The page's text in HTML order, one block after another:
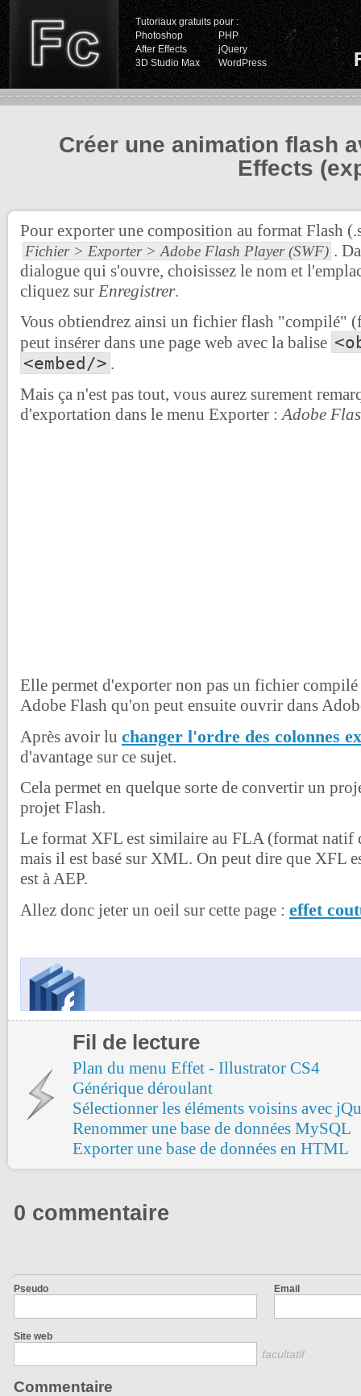
Tutoriaux gratuits pour :
Photoshop
PHP
After Effects
jQuery
3D Studio Max
WordPress
Créer une animation flash
Effects
Pour exporter une composition au format Flash
Fichier > Exporter > Adobe Flash Player (SWF) .
dialogue qui s'ouvre, choisissez le nom et
cliquez sur Enregistrer.
Vous obtiendrez ainsi un fichier flash "compilé"
peut insérer dans une page web avec la balise
<embed/> .
Mais ça n'est pas tout, vous aurez surement
d'exportation dans le menu Exporter :Adobe
Elle permet d'exporter non pas un fichier
Adobe Flash qu'on peut ensuite ouvrir dans
Après avoir lu changer l'ordre des colonnes
d'avantage sur ce sujet.
Cela permet en quelque sorte de convertir un
projet Flash.
Le format XFL est similaire au FLA (format natif
mais il est basé sur XML. On peut dire que XFL
est à AEP.
Allez donc jeter un oeil sur cette page : effet
Fil de lecture
Plan du menu Effet - Illustrator CS4
Générique déroulant
Sélectionner les éléments voisins avec
Renommer une base de données MySQL
Exporter une base de données en HTML
0 commentaire
Pseudo Email
Site web
facultatif
Commentaire